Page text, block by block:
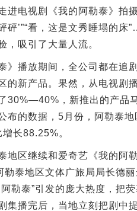
进电视剧《我的阿勒泰》拍
砰’”“看，这是文秀睡塌的
，吸引了大量人流。
播放期间，全公司都在追
的新产品。果然，从电视剧
30%—40%，新推出的产品
布的数据，5月份，阿勒泰地
长88.25%。
区继续和爱奇艺《我的阿
勒泰地区文体广旅局局长德丽
勒泰”引发的庞大热度，把
集播完后，当地立刻把剧中